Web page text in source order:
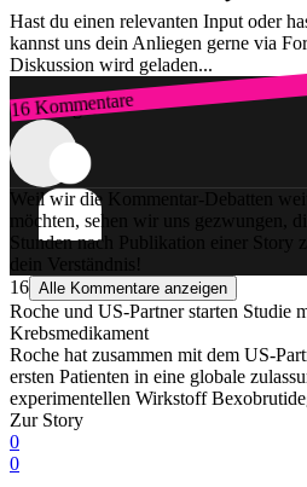
Hast du einen relevanten Input oder
kannst uns dein Anliegen gerne via
Diskussion wird geladen...
16 Kommentare
Zum Login
Weil wir die Kommentar-Debatten
möchten, sehen wir uns gezwungen,
Stunden nach Publikation einer Story
dein Verständnis!
16 Alle Kommentare anzeigen
Roche und US-Partner starten Studie
Krebsmedikament
Roche hat zusammen mit dem US-
ersten Patienten in eine globale
experimentellen Wirkstoff
Zur Story
0
0